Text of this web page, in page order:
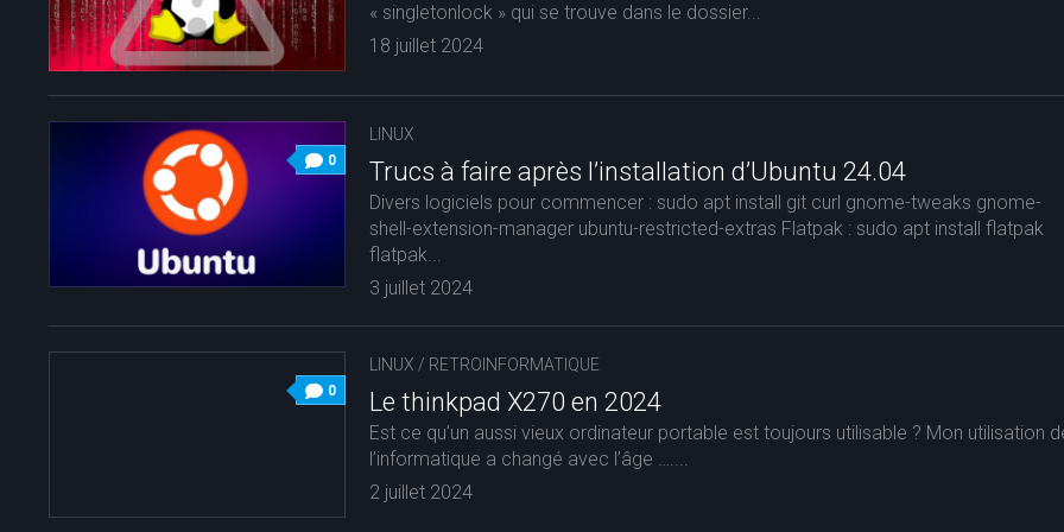
« singletonlock » qui se trouve dans le dossier...
18 juillet 2024
0
LINUX
Trucs à faire après l’installation d’Ubuntu 24.04
Divers logiciels pour commencer : sudo apt install git curl gnome-tweaks gnome-
shell-extension-manager ubuntu-restricted-extras Flatpak : sudo apt install flatpak
flatpak...
3 juillet 2024
0
LINUX / RETROINFORMATIQUE
Le thinkpad X270 en 2024
Est ce qu’un aussi vieux ordinateur portable est toujours utilisable ? Mon utilisation
l’informatique a changé avec l’âge …....
2 juillet 2024